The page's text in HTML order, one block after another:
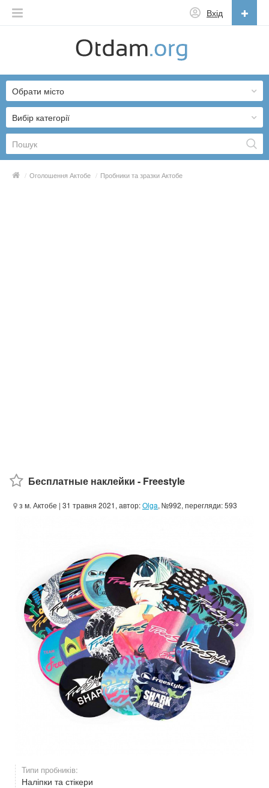
Вхід
English
Русский
Українська
Вибір категорії
Обрати місто
/ Оголошення Актобе / Пробники та зразки Актобе
Бесплатные наклейки - Freestyle
з м. Актобе | 31 травня 2021, автор:Olga, №992, перегляди: 593
Типи пробників:
Наліпки та стікери